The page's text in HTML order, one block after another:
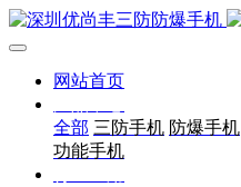
网站首页
全部 三防手机 防爆手机
功能手机